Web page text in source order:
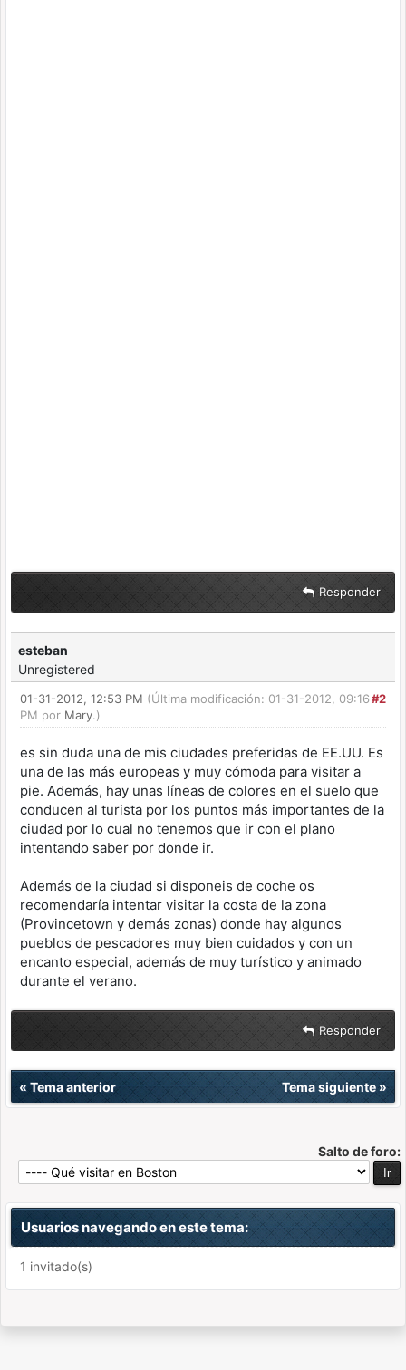
Responder
esteban
Unregistered
#2
01-31-2012, 12:53 PM (Última modificación: 01-31-2012, 09:16
PM por Mary.)
es sin duda una de mis ciudades preferidas de EE.UU. Es
una de las más europeas y muy cómoda para visitar a
pie. Además, hay unas líneas de colores en el suelo que
conducen al turista por los puntos más importantes de la
ciudad por lo cual no tenemos que ir con el plano
intentando saber por donde ir.
Además de la ciudad si disponeis de coche os
recomendaría intentar visitar la costa de la zona
(Provincetown y demás zonas) donde hay algunos
pueblos de pescadores muy bien cuidados y con un
encanto especial, además de muy turístico y animado
durante el verano.
Responder
« Tema anterior Tema siguiente»
Salto de foro:
Usuarios navegando en este tema:
1 invitado(s)